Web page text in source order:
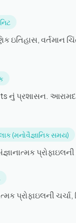
વર્તમાન
નું પ્રશાસન.
(મનોવૈજ્ઞાનિક સમય)
સંજ્ઞાનાત્મક
પ્રોફાઇલની